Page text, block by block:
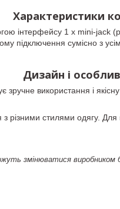
Характеристики
інтерфейсу 1 x mini-jack
підключення сумісно з
Дизайн і
зручне використання і
різними стилями одягу.
змінюватися виробником